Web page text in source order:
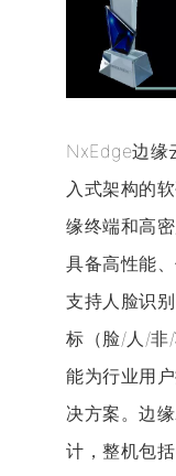
NxEdge边缘
入式架构的
缘终端和高
具备高性能
支持人脸识
标（脸/人/非
能为行业用
决方案。边
计，整机包